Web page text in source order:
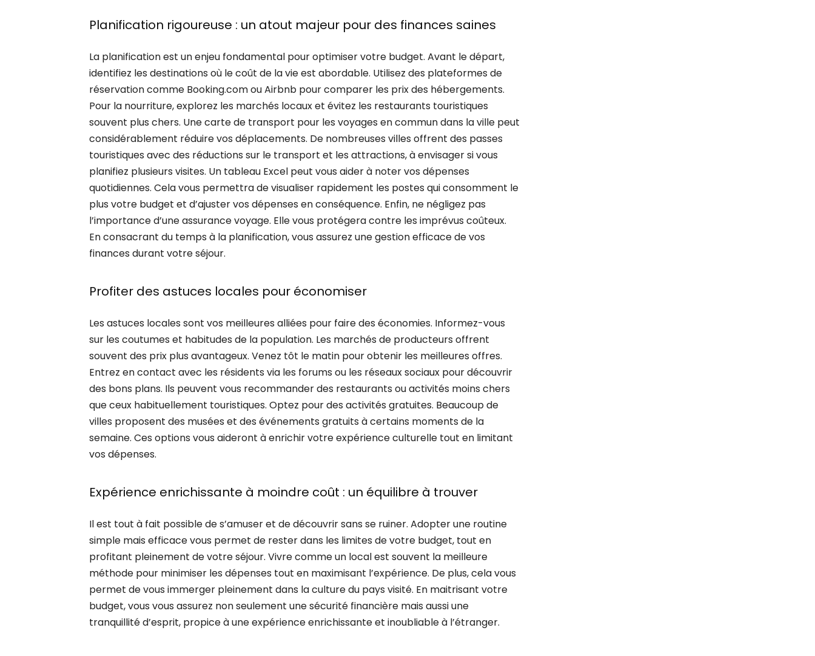
Planification rigoureuse : un atout majeur pour des finances saines
La planification est un enjeu fondamental pour optimiser votre budget. Avant le départ,
identifiez les destinations où le coût de la vie est abordable. Utilisez des plateformes de
réservation comme Booking.com ou Airbnb pour comparer les prix des hébergements.
Pour la nourriture, explorez les marchés locaux et évitez les restaurants touristiques
souvent plus chers. Une carte de transport pour les voyages en commun dans la ville peut
considérablement réduire vos déplacements. De nombreuses villes offrent des passes
touristiques avec des réductions sur le transport et les attractions, à envisager si vous
planifiez plusieurs visites. Un tableau Excel peut vous aider à noter vos dépenses
quotidiennes. Cela vous permettra de visualiser rapidement les postes qui consomment le
plus votre budget et d’ajuster vos dépenses en conséquence. Enfin, ne négligez pas
l’importance d’une assurance voyage. Elle vous protégera contre les imprévus coûteux.
En consacrant du temps à la planification, vous assurez une gestion efficace de vos
finances durant votre séjour.
Profiter des astuces locales pour économiser
Les astuces locales sont vos meilleures alliées pour faire des économies. Informez-vous
sur les coutumes et habitudes de la population. Les marchés de producteurs offrent
souvent des prix plus avantageux. Venez tôt le matin pour obtenir les meilleures offres.
Entrez en contact avec les résidents via les forums ou les réseaux sociaux pour découvrir
des bons plans. Ils peuvent vous recommander des restaurants ou activités moins chers
que ceux habituellement touristiques. Optez pour des activités gratuites. Beaucoup de
villes proposent des musées et des événements gratuits à certains moments de la
semaine. Ces options vous aideront à enrichir votre expérience culturelle tout en limitant
vos dépenses.
Expérience enrichissante à moindre coût : un équilibre à trouver
Il est tout à fait possible de s’amuser et de découvrir sans se ruiner. Adopter une routine
simple mais efficace vous permet de rester dans les limites de votre budget, tout en
profitant pleinement de votre séjour. Vivre comme un local est souvent la meilleure
méthode pour minimiser les dépenses tout en maximisant l’expérience. De plus, cela vous
permet de vous immerger pleinement dans la culture du pays visité. En maitrisant votre
budget, vous vous assurez non seulement une sécurité financière mais aussi une
tranquillité d’esprit, propice à une expérience enrichissante et inoubliable à l’étranger.